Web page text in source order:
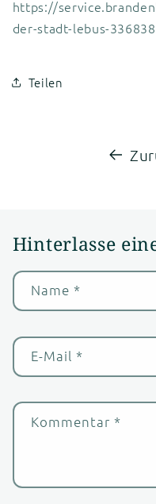
https://
der-stadt-lebus-336838
Teilen
Hinterlasse
Name *
E-Mail*
Kommentar*